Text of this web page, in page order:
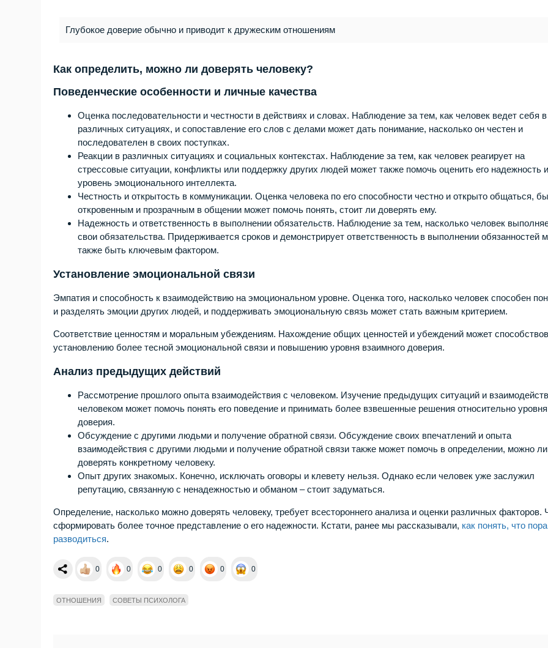
Глубокое доверие обычно и приводит к дружеским отношениям
Как определить, можно ли доверять человеку?
Поведенческие особенности и личные качества
Оценка последовательности и честности в действиях и словах. Наблюдение за тем, как человек ведет себя в
различных ситуациях, и сопоставление его слов с делами может дать понимание, насколько он честен и
последователен в своих поступках.
Реакции в различных ситуациях и социальных контекстах. Наблюдение за тем, как человек реагирует на
стрессовые ситуации, конфликты или поддержку других людей может также помочь оценить его надежность и
уровень эмоционального интеллекта.
Честность и открытость в коммуникации. Оценка человека по его способности честно и открыто общаться,
откровенным и прозрачным в общении может помочь понять, стоит ли доверять ему.
Надежность и ответственность в выполнении обязательств. Наблюдение за тем, насколько человек
свои обязательства. Придерживается сроков и демонстрирует ответственность в выполнении обязанностей
также быть ключевым фактором.
Установление эмоциональной связи
Эмпатия и способность к взаимодействию на эмоциональном уровне. Оценка того, насколько человек способен
и разделять эмоции других людей, и поддерживать эмоциональную связь может стать важным критерием.
Соответствие ценностям и моральным убеждениям. Нахождение общих ценностей и убеждений может
установлению более тесной эмоциональной связи и повышению уровня взаимного доверия.
Анализ предыдущих действий
Рассмотрение прошлого опыта взаимодействия с человеком. Изучение предыдущих ситуаций и
человеком может помочь понять его поведение и принимать более взвешенные решения относительно уровня
доверия.
Обсуждение с другими людьми и получение обратной связи. Обсуждение своих впечатлений и опыта
взаимодействия с другими людьми и получение обратной связи также может помочь в определении, можно ли
доверять конкретному человеку.
Опыт других знакомых. Конечно, исключать оговоры и клевету нельзя. Однако если человек уже заслужил
репутацию, связанную с ненадежностью и обманом – стоит задуматься.
Определение, насколько можно доверять человеку, требует всестороннего анализа и оценки различных факторов.
сформировать более точное представление о его надежности. Кстати, ранее мы рассказывали, как понять, что пора
разводиться.
0 0 0 0 0 0
ОТНОШЕНИЯ СОВЕТЫ ПСИХОЛОГА